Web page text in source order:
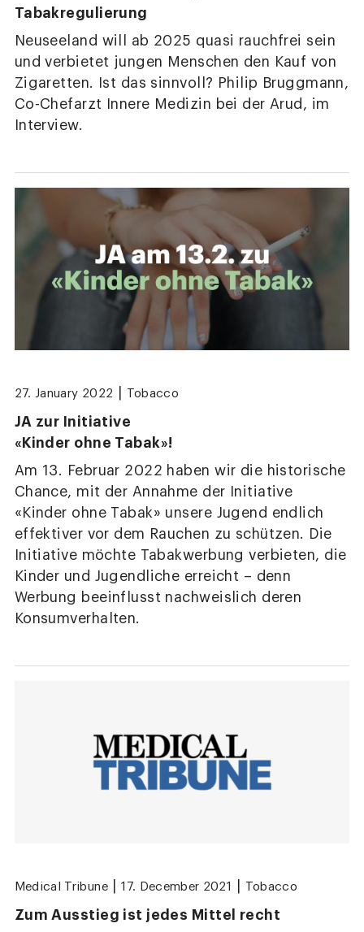
Tabakregulierung
Neuseeland will ab 2025 quasi rauchfrei sein
und verbietet jungen Menschen den Kauf von
Zigaretten. Ist das sinnvoll? Philip Bruggmann,
Co-Chefarzt Innere Medizin bei der Arud, im
Interview.
27. January 2022 Tobacco
JA zur Initiative
«Kinder ohne Tabak»!
Am 13. Februar 2022 haben wir die historische
Chance, mit der Annahme der Initiative
«Kinder ohne Tabak» unsere Jugend endlich
effektiver vor dem Rauchen zu schützen. Die
Initiative möchte Tabakwerbung verbieten, die
Kinder und Jugendliche erreicht – denn
Werbung beeinflusst nachweislich deren
Konsumverhalten.
Medical Tribune 17. December 2021 Tobacco
Zum Ausstieg ist jedes Mittel recht